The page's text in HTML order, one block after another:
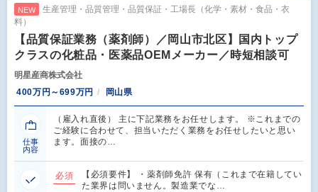
NEW
生産管理・品質管理・品質保証・工場長（化学・素材・食品・衣
料）
【品質保証業務（薬剤師）／岡山市北区】国内トップ
クラスの化粧品・医薬品OEMメーカー／時短相談可
明星産商株式会社
400万円～699万円
岡山県
仕事
内容
（雇入れ直後） 主に下記業務をお任せします。 ※これまでの
ご経験に合わせて、担当いただく業務をお任せしたいと思い
ます。面接の…
必須
【必須要件】 ・薬剤師免許 保有（これまで在籍してい
た業界は問いません。製造業でな…